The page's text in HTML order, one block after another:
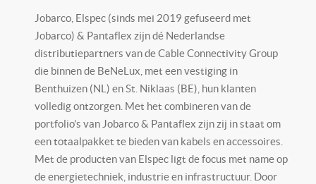
Jobarco, Elspec (sinds mei 2019 gefuseerd met
Jobarco) & Pantaflex zijn dé Nederlandse
distributiepartners van de Cable Connectivity Group
die binnen de BeNeLux, met een vestiging in
Benthuizen (NL) en St. Niklaas (BE), hun klanten
volledig ontzorgen. Met het combineren van de
portfolio’s van Jobarco & Pantaflex zijn zij in staat om
een totaalpakket te bieden van kabels en accessoires.
Met de producten van Elspec ligt de focus met name op
de energietechniek, industrie en infrastructuur. Door